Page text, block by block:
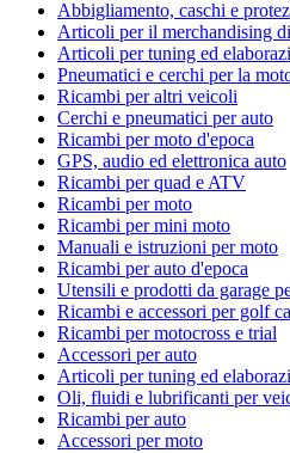
Abbigliamento, caschi e
Articoli per il merchandising
Articoli per tuning ed
Pneumatici e cerchi per la
Ricambi per altri veicoli
Cerchi e pneumatici per auto
Ricambi per moto d'epoca
GPS, audio ed elettronica auto
Ricambi per quad e ATV
Ricambi per moto
Ricambi per mini moto
Manuali e istruzioni per moto
Ricambi per auto d'epoca
Utensili e prodotti da garage
Ricambi e accessori per golf
Ricambi per motocross e trial
Accessori per auto
Articoli per tuning ed
Oli, fluidi e lubrificanti per
Ricambi per auto
Accessori per moto